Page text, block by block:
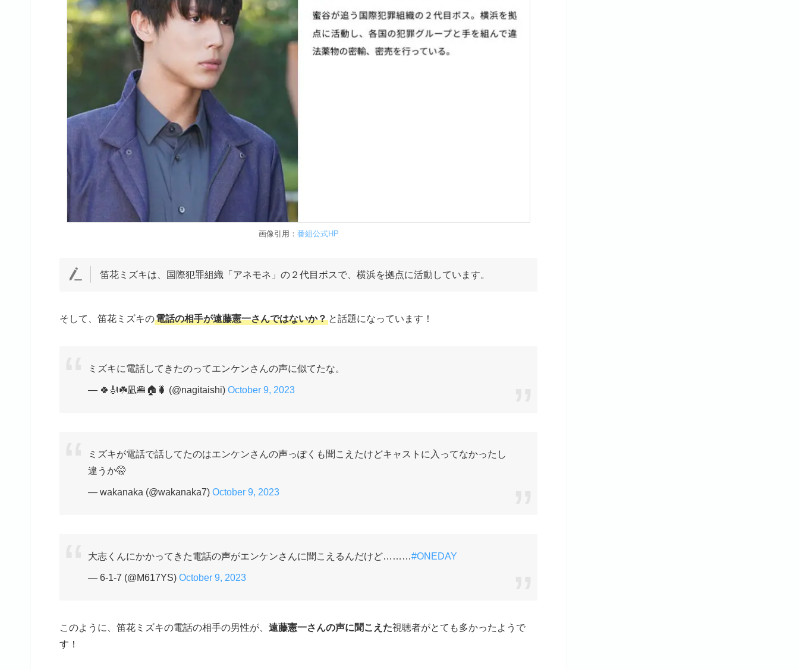
画像引用： 番組公式HP
笛花ミズキは、国際犯罪組織「アネモネ」の２代目ボスで、横浜を拠点に活動しています。
そして、笛花ミズキの電話の相手が遠藤憲一さんではないか？ と話題になっています！
ミズキに電話してきたのってエンケンさんの声に似てたな。
— 🍀🎻☘️凪🍔🏠🐛 (@nagitaishi) October 9, 2023
ミズキが電話で話してたのはエンケンさんの声っぽくも聞こえたけどキャストに入ってなかったし
違うか🤫
— wakanaka (@wakanaka7) October 9, 2023
大志くんにかかってきた電話の声がエンケンさんに聞こえるんだけど………#ONEDAY
— 6-1-7 (@M617YS) October 9, 2023
このように、笛花ミズキの電話の相手の男性が、 遠藤憲一さんの声に聞こえた視聴者がとても多かったようで
す！